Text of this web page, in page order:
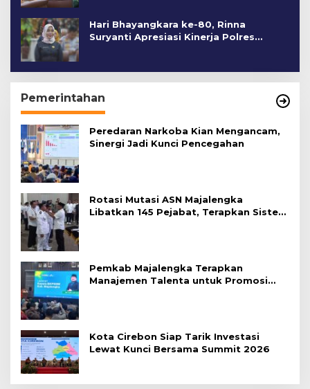
Hari Bhayangkara ke-80, Rinna
Suryanti Apresiasi Kinerja Polres
Pemerintahan
Peredaran Narkoba Kian Mengancam,
Sinergi Jadi Kunci Pencegahan
Rotasi Mutasi ASN Majalengka
Libatkan 145 Pejabat, Terapkan Sistem
Pemkab Majalengka Terapkan
Manajemen Talenta untuk Promosi
Kota Cirebon Siap Tarik Investasi
Lewat Kunci Bersama Summit 2026